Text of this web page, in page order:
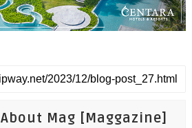
About Mag [Maggazine]